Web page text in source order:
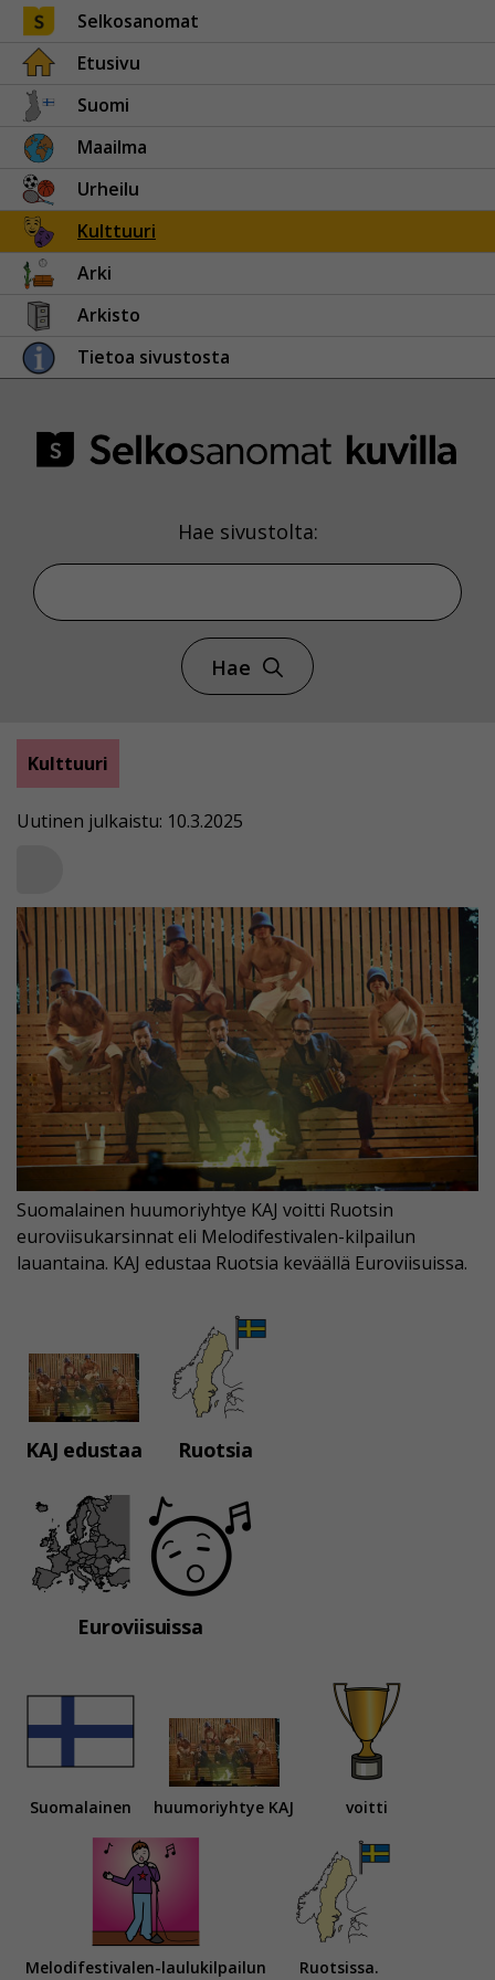
Selkosanomat
Etusivu
Suomi
Maailma
Urheilu
Kulttuuri
Arki
Arkisto
Tietoa sivustosta
Hae sivustolta:
Hae
Kulttuuri
Uutinen julkaistu: 10.3.2025
KAJ edustaa Ruotsia
Euroviisuissa
Suomalainen huumoriyhtye KAJ voitti Ruotsin
euroviisukarsinnat eli Melodifestivalen-kilpailun
lauantaina. KAJ edustaa Ruotsia keväällä Euroviisuissa.
Suomalainen huumoriyhtye KAJ voitti
Melodifestivalen-laulukilpailun Ruotsissa.